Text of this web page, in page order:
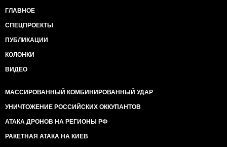
ГЛАВНОЕ
СПЕЦПРОЕКТЫ
ПУБЛИКАЦИИ
КОЛОНКИ
ВИДЕО
МАССИРОВАННЫЙ КОМБИНИРОВАННЫЙ УДАР
УНИЧТОЖЕНИЕ РОССИЙСКИХ ОККУПАНТОВ
АТАКА ДРОНОВ НА РЕГИОНЫ РФ
РАКЕТНАЯ АТАКА НА КИЕВ